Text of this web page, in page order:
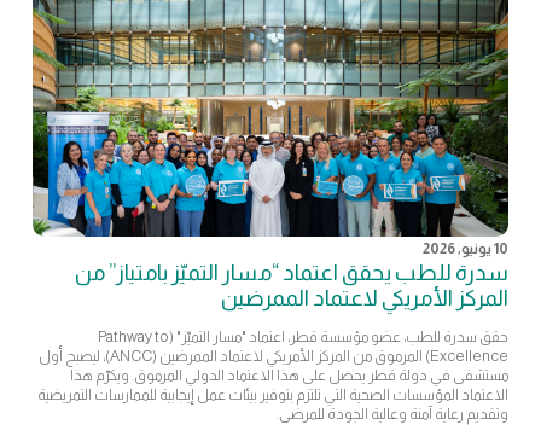
10 يونيو, 2026
سدرة للطب يحقق اعتماد “مسار التميّز بامتياز” من
المركز الأمريكي لاعتماد الممرضين
حقق سدرة للطب، عضو مؤسسة قطر، اعتماد "مسار التميّز" (Pathway to
Excellence) المرموق من المركز الأمريكي لاعتماد الممرضين (ANCC)، ليصبح أول
مستشفى في دولة قطر يحصل على هذا الاعتماد الدولي المرموق. ويكرّم هذا
الاعتماد المؤسسات الصحية التي تلتزم بتوفير بيئات عمل إيجابية للممارسات التمريضية
وتقديم رعاية آمنة وعالية الجودة للمرضى.